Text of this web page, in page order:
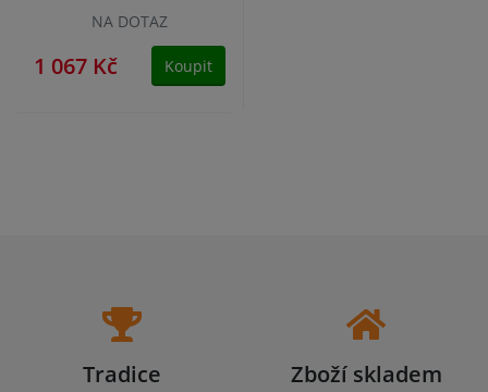
NA DOTAZ
1 067 Kč Koupit
Tradice Zboží skladem